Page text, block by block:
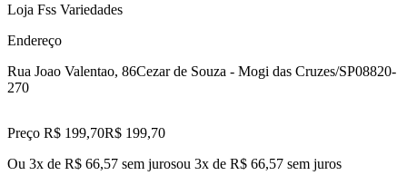
Loja Fss Variedades
Endereço
Rua Joao Valentao, 86Cezar de Souza - Mogi das Cruzes/SP08820-
270
Preço R$ 199,70R$ 199,70
Ou 3x de R$ 66,57 sem jurosou 3x de R$ 66,57 sem juros